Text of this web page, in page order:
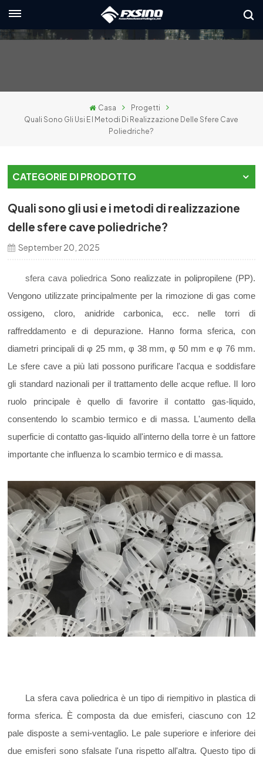
本語
文
Casa
Progetti
Quali Sono Gli Usi E I Metodi Di Realizzazione Delle Sfere Cave
Poliedriche?
CATEGORIE DI PRODOTTO
Quali sono gli usi e i metodi di realizzazione
delle sfere cave poliedriche?
September 20, 2025
sfera cava poliedrica Sono realizzate in polipropilene (PP).
Vengono utilizzate principalmente per la rimozione di gas come
ossigeno, cloro, anidride carbonica, ecc. nelle torri di
raffreddamento e di depurazione. Hanno forma sferica, con
diametri principali di φ 25 mm, φ 38 mm, φ 50 mm e φ 76 mm.
Le sfere cave a più lati possono purificare l'acqua e soddisfare
gli standard nazionali per il trattamento delle acque reflue. Il loro
ruolo principale è quello di favorire il contatto gas-liquido,
consentendo lo scambio termico e di massa. L'aumento della
superficie di contatto gas-liquido all'interno della torre è un fattore
importante che influenza lo scambio termico e di massa.
La sfera cava poliedrica è un tipo di riempitivo in plastica di
forma sferica. È composta da due emisferi, ciascuno con 12
pale disposte a semi-ventaglio. Le pale superiore e inferiore dei
due emisferi sono sfalsate l'una rispetto all'altra. Questo tipo di